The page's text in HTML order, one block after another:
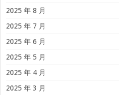
2025 年 8 月
2025 年 7 月
2025 年 6 月
2025 年 5 月
2025 年 4 月
2025 年 3 月